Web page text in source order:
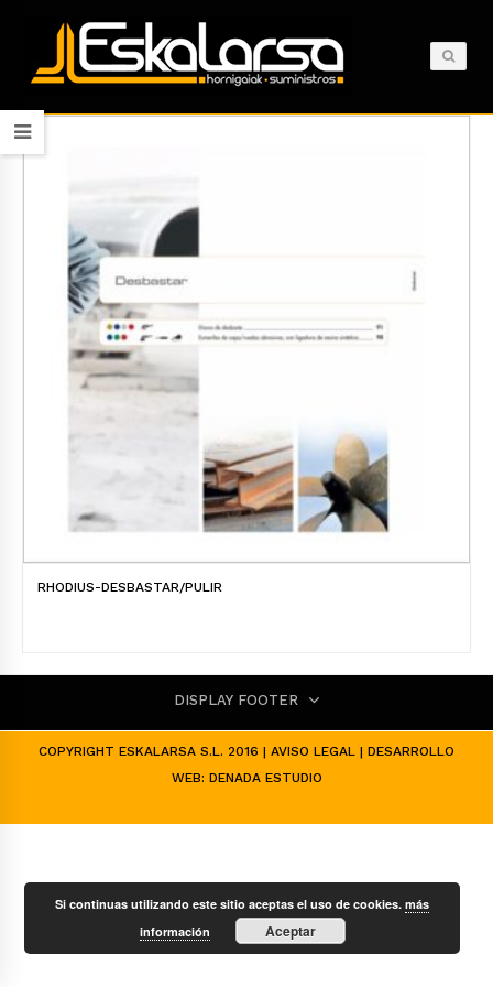
RHODIUS-DESBASTAR/PULIR
DISPLAY FOOTER
COPYRIGHT ESKALARSA S.L. 2016 | AVISO LEGAL | DESARROLLO
WEB: DENADA ESTUDIO
Si continuas utilizando este sitio aceptas el uso de cookies.más
información
Aceptar